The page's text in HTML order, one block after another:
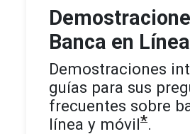
Banca en
Demostraciones
guías para sus
frecuentes sobre
línea y móvil*.